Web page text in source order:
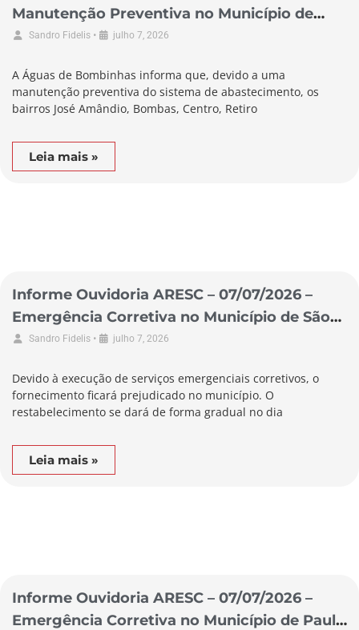
Manutenção Preventiva no Município de
Bombinhas
Sandro Fidelis • julho 7, 2026
A Águas de Bombinhas informa que, devido a uma
manutenção preventiva do sistema de abastecimento, os
bairros José Amândio, Bombas, Centro, Retiro
Leia mais »
Informe Ouvidoria ARESC – 07/07/2026 –
Emergência Corretiva no Município de São
Lourenço do Oeste
Sandro Fidelis • julho 7, 2026
Devido à execução de serviços emergenciais corretivos, o
fornecimento ficará prejudicado no município. O
restabelecimento se dará de forma gradual no dia
Leia mais »
Informe Ouvidoria ARESC – 07/07/2026 –
Emergência Corretiva no Município de Paulo